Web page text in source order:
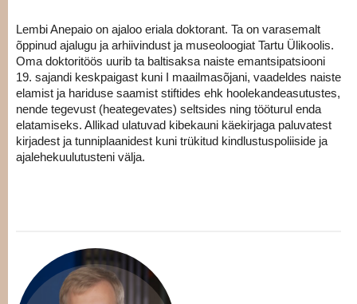
Lembi Anepaio on ajaloo eriala doktorant. Ta on varasemalt
õppinud ajalugu ja arhiivindust ja museoloogiat Tartu Ülikoolis.
Oma doktoritöös uurib ta baltisaksa naiste emantsipatsiooni
19. sajandi keskpaigast kuni I maailmasõjani, vaadeldes naiste
elamist ja hariduse saamist stiftides ehk hoolekandeasutustes,
nende tegevust (heategevates) seltsides ning tööturul enda
elatamiseks. Allikad ulatuvad kibekauni käekirjaga paluvatest
kirjadest ja tunniplaanidest kuni trükitud kindlustuspoliiside ja
ajalehekuulutusteni välja.